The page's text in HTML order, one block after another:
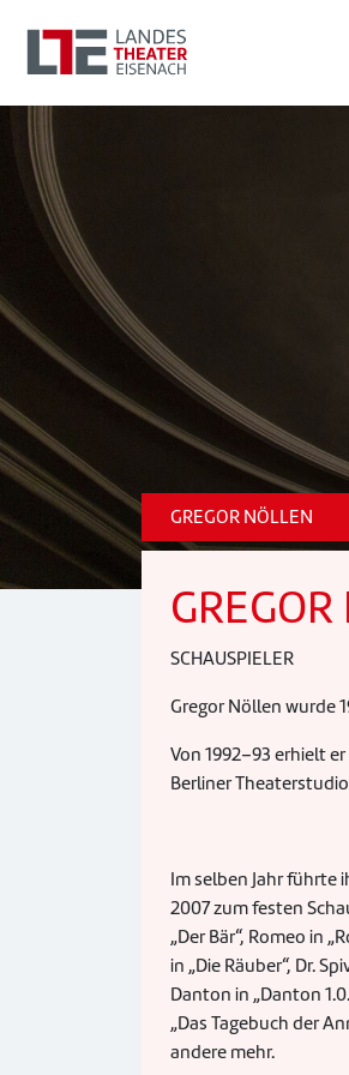
GREGOR NÖLLEN
SCHAUSPIELER
Gregor Nöllen wurde
Von 1992–93 erhielt
Berliner
Im selben Jahr führte
2007 zum festen
„Der Bär“, Romeo in
in „Die Räuber“, Dr.
Danton in „Danton
„Das Tagebuch der
andere mehr.